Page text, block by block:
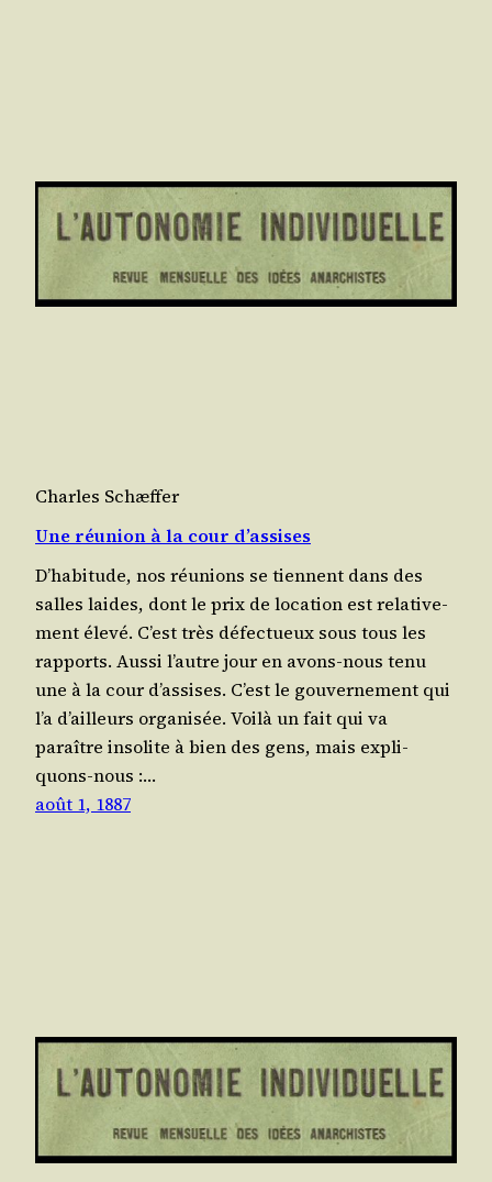
Charles Schæffer
Une réunion à la cour d’assises
D’ha­bi­tude, nos réunions se tiennent dans des
salles laides, dont le prix de loca­tion est rela­ti­ve­
ment éle­vé. C’est très défec­tueux sous tous les
rap­ports. Aus­si l’autre jour en avons-nous tenu
une à la cour d’as­sises. C’est le gou­ver­ne­ment qui
l’a d’ailleurs orga­ni­sée. Voi­là un fait qui va
paraître inso­lite à bien des gens, mais expli­
quons-nous :…
août 1, 1887